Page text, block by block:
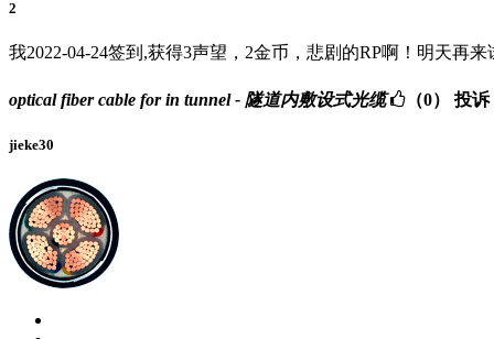
2
我2022-04-24签到,获得3声望，2金币，悲剧的RP啊！明天再来
optical fiber cable for in tunnel - 隧道内敷设式光缆 （0） 投诉
jieke30